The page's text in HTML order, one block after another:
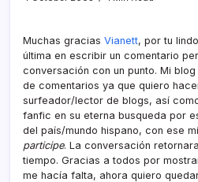
Muchas gracias Vianett, por tu
última en escribir un comentario
conversación con un punto. Mi
de comentarios ya que quiero
surfeador/lector de blogs, así­
fanfic en su eterna busqueda por
del paí­s/mundo hispano, con ese
participe. La conversación
tiempo. Gracias a todos por
me hací­a falta, ahora quiero